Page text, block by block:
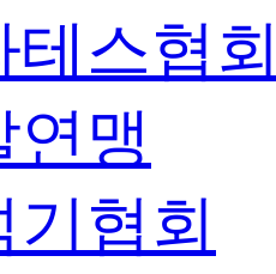
테스협
연맹
기협회